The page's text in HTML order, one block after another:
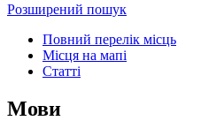
Розширений пошук
Повний перелік місць
Місця на мапі
Статті
Мови